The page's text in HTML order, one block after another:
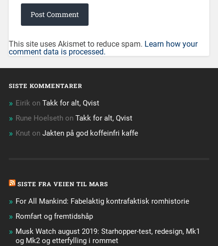
This site uses Akismet to reduce spam. Learn how your
comment data is processed.
SISTE KOMMENTARER
Eirik on Takk for alt, Qvist
Rune Hoelseth on Takk for alt, Qvist
Knuton Jakten på god koffeinfri kaffe
SISTE FRA VEIEN TIL MARS
For All Mankind: Fabelaktig kontrafaktisk romhistorie
Romfart og fremtidshåp
Musk Watch august 2019: Starhopper-test, redesign, Mk1
og Mk2 og etterfylling i rommet